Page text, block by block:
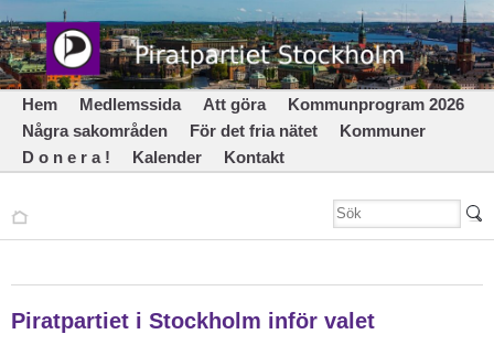
Hem Medlemssida Att göra
Kommunprogram 2026
Några sakområden
För det fria nätet
Kommuner
D o n e r a !
Kalender Kontakt
Piratpartiet i Stockholm inför valet